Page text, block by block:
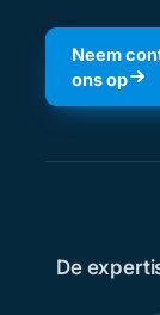
Neem
ons op
De